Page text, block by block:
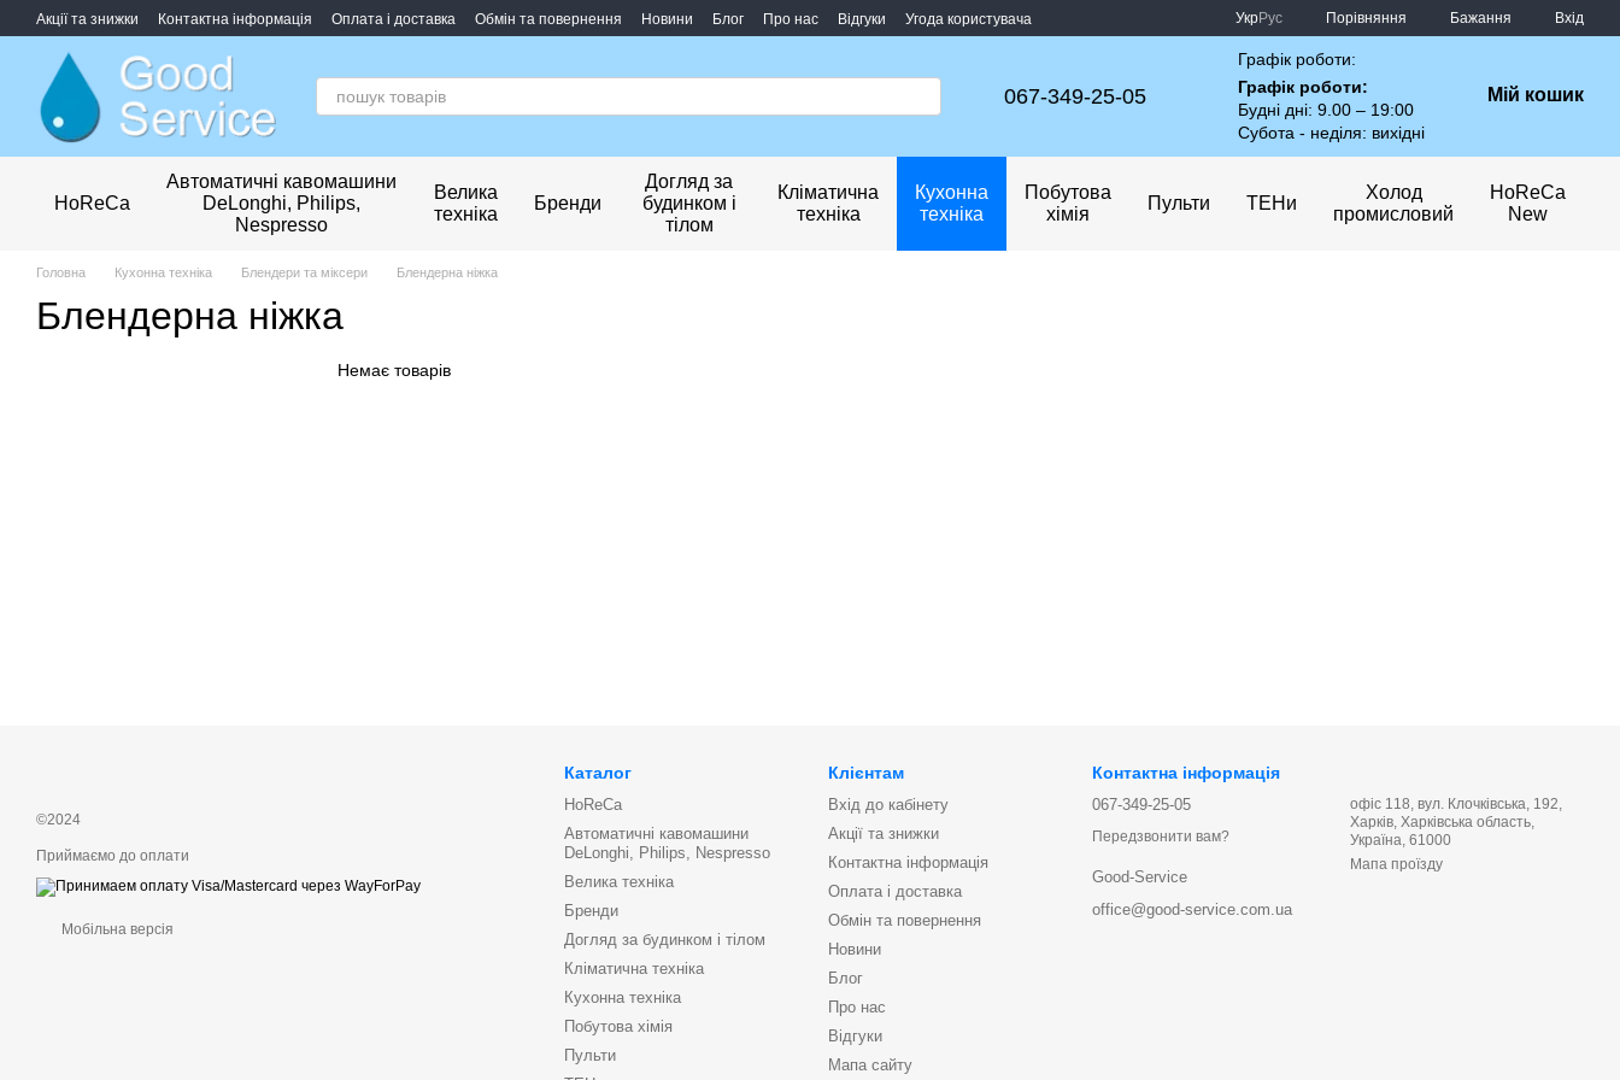
Перейти до основного контенту
Акції та знижки Контактна інформація Оплата і доставка Обмін та повернення Новини Блог Про нас Відгуки
Угода користувача
УкрРус Порівняння Бажання Вхід
067-349-25-05
Графік роботи:
Графік роботи:
Будні дні: 9.00 – 19:00
Субота - неділя: вихідні
Мій кошик
HoReCa
Автоматичні кавомашини
DeLonghi, Philips,
Nespresso
Велика
техніка
Бренди
Догляд за
будинком і
тілом
Кліматична
техніка
Кухонна
техніка
Побутова
хімія
Пульти ТЕНи
Холод
промисловий
HoReCa
New
Головна Кухонна техніка Блендери та міксери Блендерна ніжка
Блендерна ніжка
Немає товарів
©2024
Приймаємо до оплати
Мобільна версія
Каталог
HoReCa
Автоматичні кавомашини
DeLonghi, Philips, Nespresso
Велика техніка
Бренди
Догляд за будинком і тілом
Кліматична техніка
Кухонна техніка
Побутова хімія
Пульти
Клієнтам
Вхід до кабінету
Акції та знижки
Контактна інформація
Оплата і доставка
Обмін та повернення
Новини
Блог
Про нас
Відгуки
Мапа сайту
Контактна інформація
067-349-25-05
Передзвонити вам?
Good-Service
office@good-service.com.ua
офіс 118, вул. Клочківська, 192,
Харків, Харківська область,
Україна, 61000
Мапа проїзду